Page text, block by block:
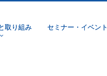
取り組み
v
セミナー・イベント